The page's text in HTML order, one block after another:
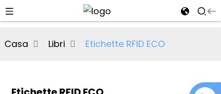
Casa Libri Etichette RFID ECO